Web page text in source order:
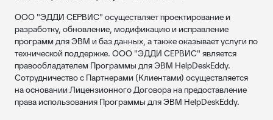
ООО "ЭДДИ СЕРВИС" осуществляет проектирование и
разработку, обновление, модификацию и исправление
программ для ЭВМ и баз данных, а также оказывает услуги по
технической поддержке. ООО "ЭДДИ СЕРВИС" является
правообладателем Программы для ЭВМ HelpDeskEddy.
Сотрудничество с Партнерами (Клиентами) осуществляется
на основании Лицензионного Договора на предоставление
права использования Программы для ЭВМ HelpDeskEddy.